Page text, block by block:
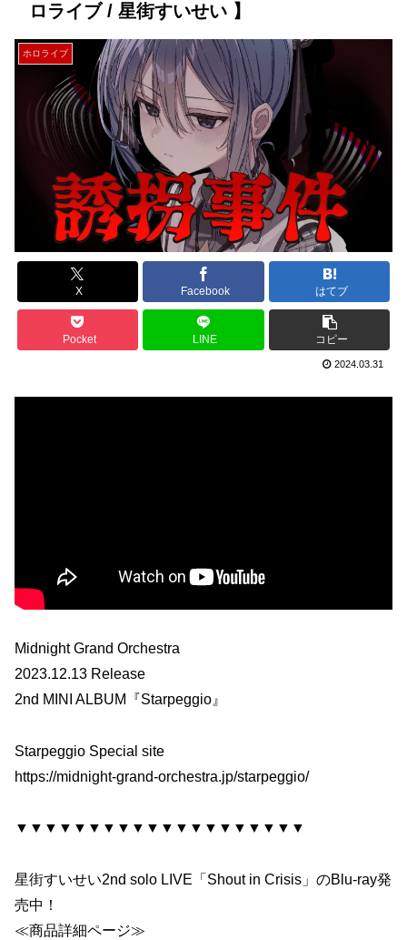
ロライブ / 星街すいせい 】
ホロライブ
X Facebook はてブ
Pocket LINE コピー
2024.03.31
Midnight Grand Orchestra
2023.12.13 Release
2nd MINI ALBUM『Starpeggio』
Starpeggio Special site
https://midnight-grand-orchestra.jp/starpeggio/
▼▼▼▼▼▼▼▼▼▼▼▼▼▼▼▼▼▼▼▼
星街すいせい2nd solo LIVE「Shout in Crisis」のBlu-ray発
売中！
≪商品詳細ページ≫